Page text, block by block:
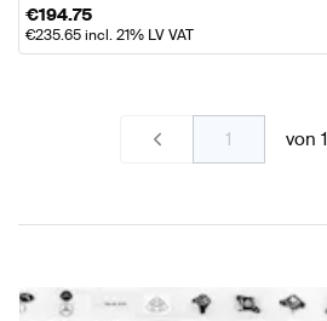
€194.75
€235.65incl. 21% LV VAT
von1